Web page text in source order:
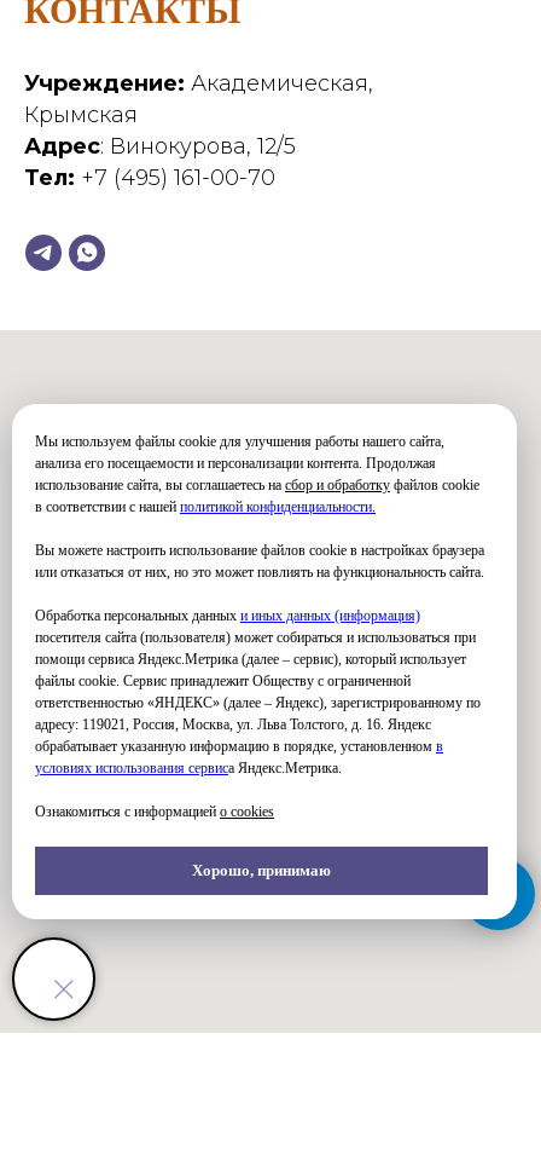
Мы используем файлы cookie для улучшения работы нашего сайта,
анализа его посещаемости и персонализации контента. Продолжая
использование сайта, вы соглашаетесь на сбор и обработку файлов cookie
в соответствии с нашей политикой конфиденциальности.
Вы можете настроить использование файлов cookie в настройках браузера
или отказаться от них, но это может повлиять на функциональность сайта.
Обработка персональных данных и иных данных (информация)
посетителя сайта (пользователя) может собираться и использоваться при
помощи сервиса Яндекс.Метрика (далее – сервис), который использует
файлы cookie. Сервис принадлежит Обществу с ограниченной
ответственностью «ЯНДЕКС» (далее – Яндекс), зарегистрированному по
адресу: 119021, Россия, Москва, ул. Льва Толстого, д. 16. Яндекс
обрабатывает указанную информацию в порядке, установленном в
условиях использования сервиса Яндекс.Метрика.
Ознакомиться с информацией о cookies
Хорошо, принимаю
КОНТАКТЫ
Учреждение: Академическая,
Крымская
Адрес: Винокурова, 12/5
Тел: +7 (495) 161-00-70